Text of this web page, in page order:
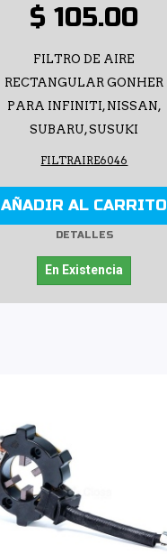
$ 105.00
FILTRO DE AIRE
RECTANGULAR GONHER
PARA INFINITI, NISSAN,
SUBARU, SUSUKI
FILTRAIRE6046
AÑADIR AL CARRITO
DETALLES
En Existencia